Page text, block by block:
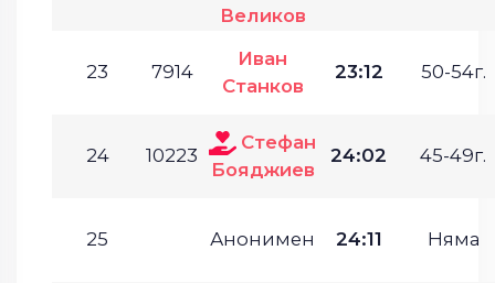
Великов
23 7914
Иван
Станков
23:12 50-54г.
24 10223
Стефан
Бояджиев
24:02 45-49г.
25 Анонимен 24:11 Няма